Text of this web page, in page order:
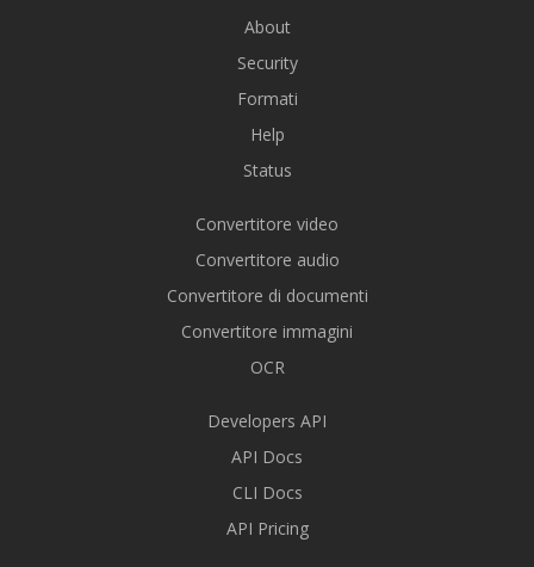
About
Security
Formati
Help
Status
Convertitore video
Convertitore audio
Convertitore di documenti
Convertitore immagini
OCR
Developers API
API Docs
CLI Docs
API Pricing